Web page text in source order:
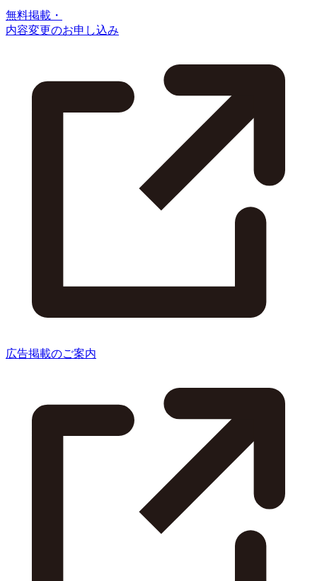
無料掲載・
内容変更のお申し込み
広告掲載のご案内